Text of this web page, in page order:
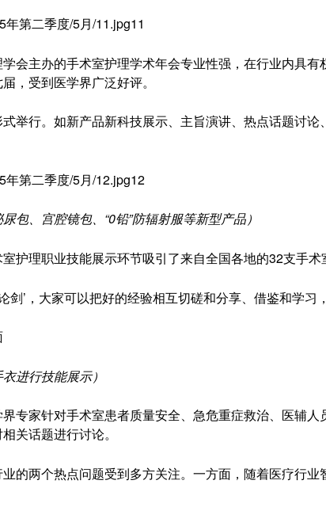
会主办的手术室护理学术年会专业性强，在行业内具
，受到医学界广泛好评。
举行。如新产品新科技展示、主旨演讲、热点话题讨
包、宫腔镜包、“0铅”防辐射服等新型产品）
护理职业技能展示环节吸引了来自全国各地的32支手
剑’，大家可以把好的经验相互切磋和分享、借鉴和学习
进行技能展示）
专家针对手术室患者质量安全、急危重症救治、医辅
关话题进行讨论。
的两个热点问题受到多方关注。一方面，随着医疗行